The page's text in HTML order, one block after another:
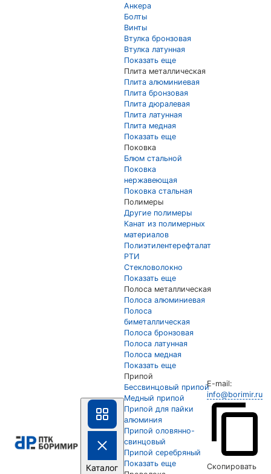
Каталог
Анкера
Болты
Винты
Втулка бронзовая
Втулка латунная
Показать еще
Плита металлическая
Плита алюминиевая
Плита бронзовая
Плита дюралевая
Плита латунная
Плита медная
Показать еще
Поковка
Блюм стальной
Поковка
нержавеющая
Поковка стальная
Полимеры
Другие полимеры
Канат из полимерных
материалов
Полиэтилентерефталат
РТИ
Стекловолокно
Показать еще
Полоса металлическая
Полоса алюминиевая
Полоса
биметаллическая
Полоса бронзовая
Полоса латунная
Полоса медная
Показать еще
Припой
Бессвинцовый припой
Медный припой
Припой для пайки
алюминия
Припой оловянно-
свинцовый
Припой серебряный
Показать еще
E-mail:
info@borimir.ru
Скопировать